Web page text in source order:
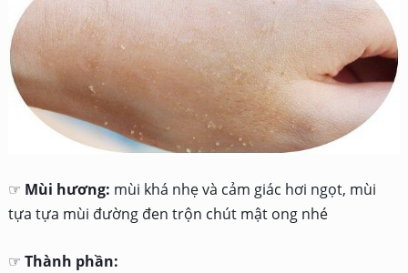
☞ Mùi hương: mùi khá nhẹ và cảm giác hơi ngọt, mùi
tựa tựa mùi đường đen trộn chút mật ong nhé
☞ Thành phần: